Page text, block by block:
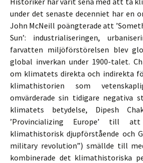
under det senaste decenniet har en
John McNeill poängterade att
Sun’: industrialiseringen,
farvatten miljöförstörelsen blev
global inverkan under 1900-talet.
om klimatets direkta och indirekta
klimathistorien som
omvärderade sin tidigare negativa
klimatets betydelse, Dipesh
’Provincializing Europe’ till
klimathistorisk djupförstående och
military revolution”) smällde till
kombinerade det klimathistoriska